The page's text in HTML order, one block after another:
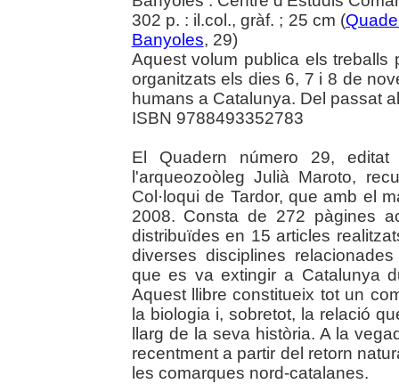
302 p. : il.col., gràf. ; 25 cm (
Banyoles, 29)
Aquest volum publica els treballs
organitzats els dies 6, 7 i 8 de
humans a Catalunya. Del passat
ISBN 9788493352783
El Quadern número 29,
l'arqueozoòleg Julià Maroto,
Col·loqui de Tardor, que amb el
2008. Consta de 272 pàgines
distribuïdes en 15 articles
diverses disciplines
que es va extingir a Catalunya
Aquest llibre constitueix tot un
la biologia i, sobretot, la relació
llarg de la seva història. A la
recentment a partir del retorn
les comarques nord-catalanes.